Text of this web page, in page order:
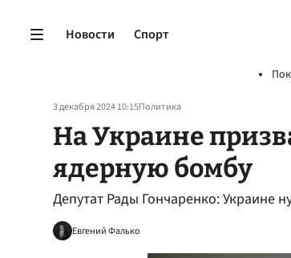
Новости Спорт
3 декабря 2024 10:15Политика
На Украине
ядерную бомбу
Депутат Рады Гончаренко: Украине
Евгений Фалько